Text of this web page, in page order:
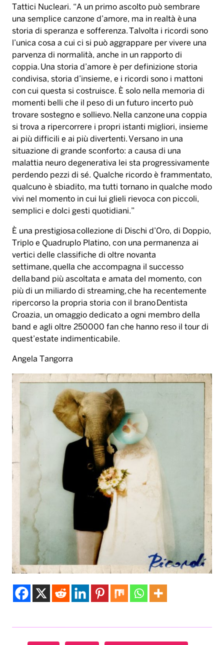
Tattici Nucleari. “A un primo ascolto può sembrare
una semplice canzone d’amore, ma in realtà è una
storia di speranza e sofferenza. Talvolta i ricordi sono
l’unica cosa a cui ci si può aggrappare per vivere una
parvenza di normalità, anche in un rapporto di
coppia. Una storia d’amore è per definizione storia
condivisa, storia d’insieme, e i ricordi sono i mattoni
con cui questa si costruisce. È solo nella memoria di
momenti belli che il peso di un futuro incerto può
trovare sostegno e sollievo. Nella canzone una coppia
si trova a ripercorrere i propri istanti migliori, insieme
ai più difficili e ai più divertenti. Versano in una
situazione di grande sconforto: a causa di una
malattia neuro degenerativa lei sta progressivamente
perdendo pezzi di sé. Qualche ricordo è frammentato,
qualcuno è sbiadito, ma tutti tornano in qualche modo
vivi nel momento in cui lui glieli rievoca con piccoli,
semplici e dolci gesti quotidiani.”
È una prestigiosa collezione di Dischi d’Oro, di Doppio,
Triplo e Quadruplo Platino, con una permanenza ai
vertici delle classifiche di oltre novanta
settimane, quella che accompagna il successo
della band più ascoltata e amata del momento, con
più di un miliardo di streaming, che ha recentemente
ripercorso la propria storia con il brano Dentista
Croazia, un omaggio dedicato a ogni membro della
band e agli oltre 250000 fan che hanno reso il tour di
quest’estate indimenticabile.
Angela Tangorra